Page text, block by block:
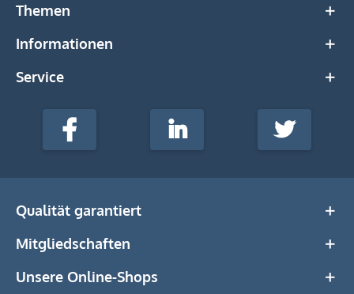
Themen
Informationen
Service
stempel-
Media
Facebook LinkedIn Twitter
Qualität garantiert
Mitgliedschaften
Unsere Online-Shops